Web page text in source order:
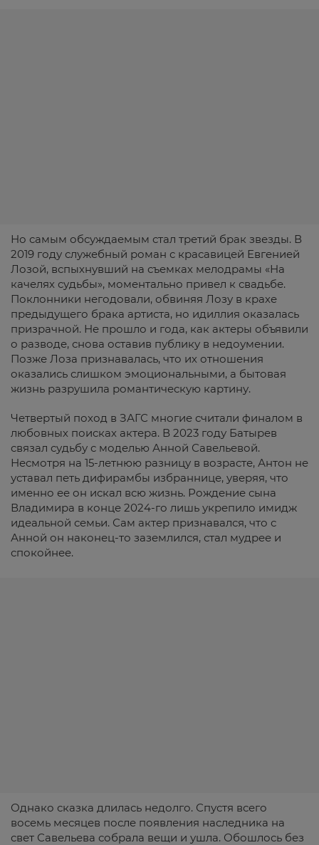
Но самым обсуждаемым стал третий брак звезды. В
2019 году служебный роман с красавицей Евгенией
Лозой, вспыхнувший на съемках мелодрамы «На
качелях судьбы», моментально привел к свадьбе.
Поклонники негодовали, обвиняя Лозу в крахе
предыдущего брака артиста, но идиллия оказалась
призрачной. Не прошло и года, как актеры объявили
о разводе, снова оставив публику в недоумении.
Позже Лоза признавалась, что их отношения
оказались слишком эмоциональными, а бытовая
жизнь разрушила романтическую картину.
Четвертый поход в ЗАГС многие считали финалом в
любовных поисках актера. В 2023 году Батырев
связал судьбу с моделью Анной Савельевой.
Несмотря на 15-летнюю разницу в возрасте, Антон не
уставал петь дифирамбы избраннице, уверяя, что
именно ее он искал всю жизнь. Рождение сына
Владимира в конце 2024-го лишь укрепило имидж
идеальной семьи. Сам актер признавался, что с
Анной он наконец-то заземлился, стал мудрее и
спокойнее.
Однако сказка длилась недолго. Спустя всего
восемь месяцев после появления наследника на
свет Савельева собрала вещи и ушла. Обошлось без